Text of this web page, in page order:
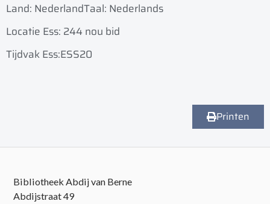
Land: NederlandTaal: Nederlands
Locatie Ess: 244 nou bid
Tijdvak Ess:ESS20
Printen
Bibliotheek Abdij van Berne
Abdijstraat 49